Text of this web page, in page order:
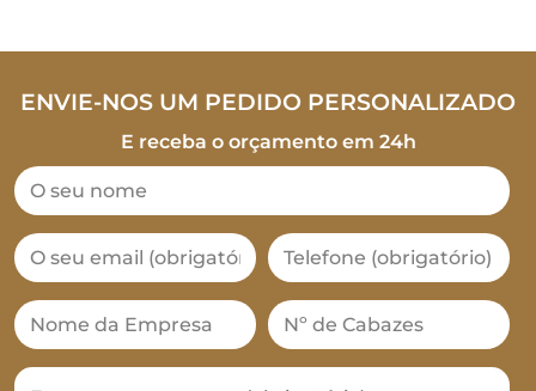
ENVIE-NOS UM PEDIDO PERSONALIZADO
E receba o orçamento em 24h